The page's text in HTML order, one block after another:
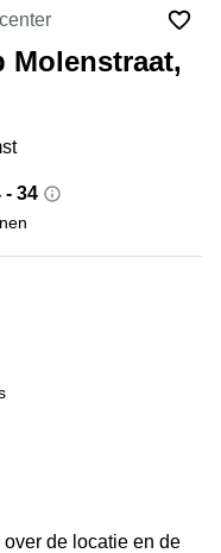
Molenstraat,
- 34
de locatie en de